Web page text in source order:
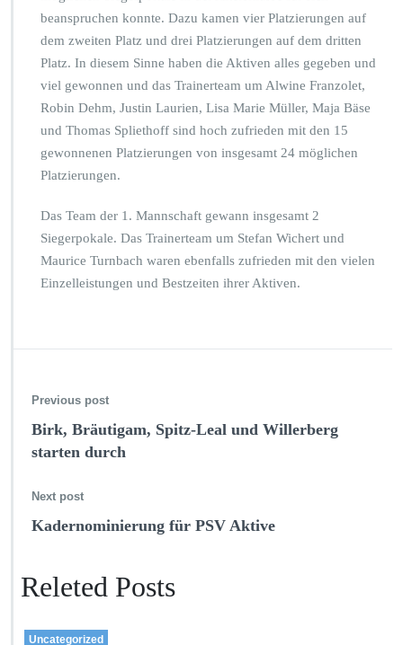
beanspruchen konnte. Dazu kamen vier Platzierungen auf
dem zweiten Platz und drei Platzierungen auf dem dritten
Platz. In diesem Sinne haben die Aktiven alles gegeben und
viel gewonnen und das Trainerteam um Alwine Franzolet,
Robin Dehm, Justin Laurien, Lisa Marie Müller, Maja Bäse
und Thomas Spliethoff sind hoch zufrieden mit den 15
gewonnenen Platzierungen von insgesamt 24 möglichen
Platzierungen.
Das Team der 1. Mannschaft gewann insgesamt 2
Siegerpokale. Das Trainerteam um Stefan Wichert und
Maurice Turnbach waren ebenfalls zufrieden mit den vielen
Einzelleistungen und Bestzeiten ihrer Aktiven.
Previous post
Birk, Bräutigam, Spitz-Leal und Willerberg
starten durch
Next post
Kadernominierung für PSV Aktive
Releted Posts
Uncategorized